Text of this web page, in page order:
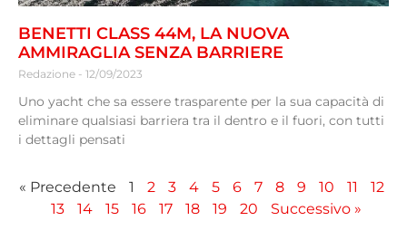
BENETTI CLASS 44M, LA NUOVA
AMMIRAGLIA SENZA BARRIERE
Redazione 12/09/2023
Uno yacht che sa essere trasparente per la sua capacità di
eliminare qualsiasi barriera tra il dentro e il fuori, con tutti
i dettagli pensati
« Precedente 1 2 3 4 5 6 7 8 9 10 11
12
13
14 15 16 17 18 19 20 Successivo »